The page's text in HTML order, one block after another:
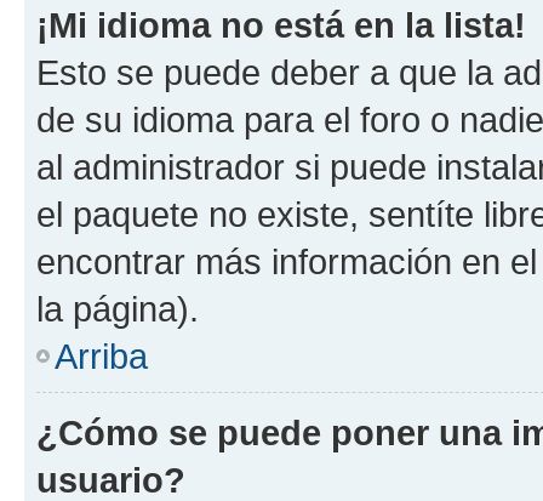
¡Mi idioma no está en la lista!
Esto se puede deber a que la
de su idioma para el foro o
al administrador si puede
el paquete no existe, sentíte
encontrar más información en
la página).
Arriba
¿Cómo se puede poner una
usuario?